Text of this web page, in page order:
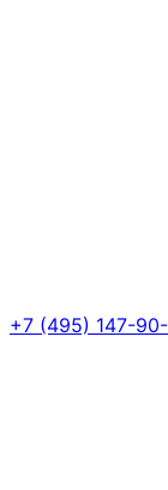
+7 (495) 147-